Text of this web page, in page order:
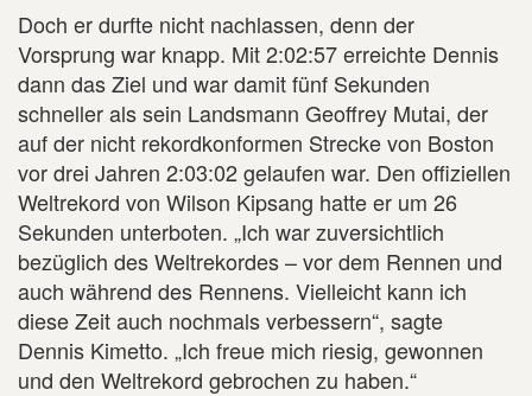
Doch er durfte nicht nachlassen, denn der
Vorsprung war knapp. Mit 2:02:57 erreichte Dennis
dann das Ziel und war damit fünf Sekunden
schneller als sein Landsmann Geoffrey Mutai, der
auf der nicht rekordkonformen Strecke von Boston
vor drei Jahren 2:03:02 gelaufen war. Den offiziellen
Weltrekord von Wilson Kipsang hatte er um 26
Sekunden unterboten. „Ich war zuversichtlich
bezüglich des Weltrekordes – vor dem Rennen und
auch während des Rennens. Vielleicht kann ich
diese Zeit auch nochmals verbessern“, sagte
Dennis Kimetto. „Ich freue mich riesig, gewonnen
und den Weltrekord gebrochen zu haben.“